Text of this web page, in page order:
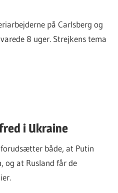
på Carlsberg og
8 uger. Strejkens tema
i Ukraine
både, at Putin
og at Rusland får de